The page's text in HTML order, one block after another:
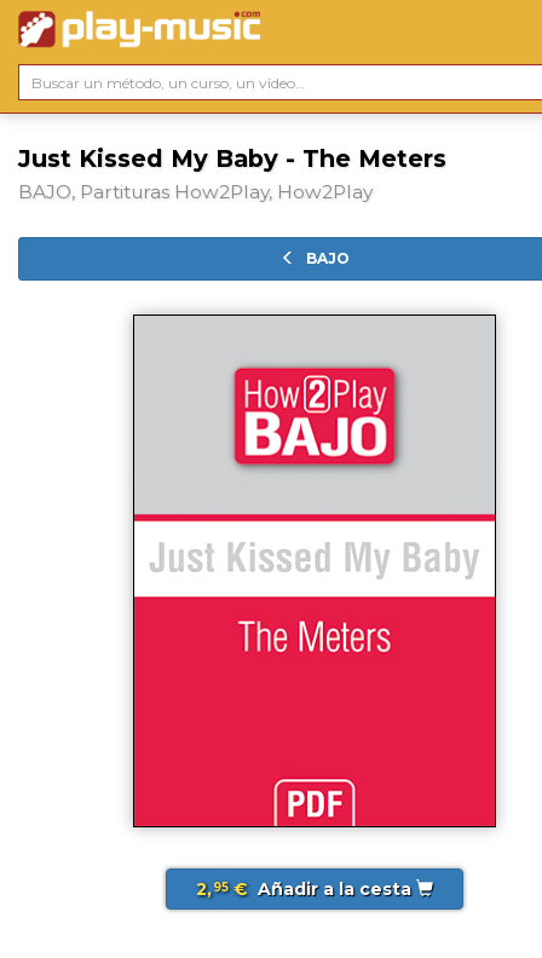
Just Kissed My Baby - The Meters
BAJO, Partituras How2Play, How2Play
BAJO
2,95€ Añadir a la cesta